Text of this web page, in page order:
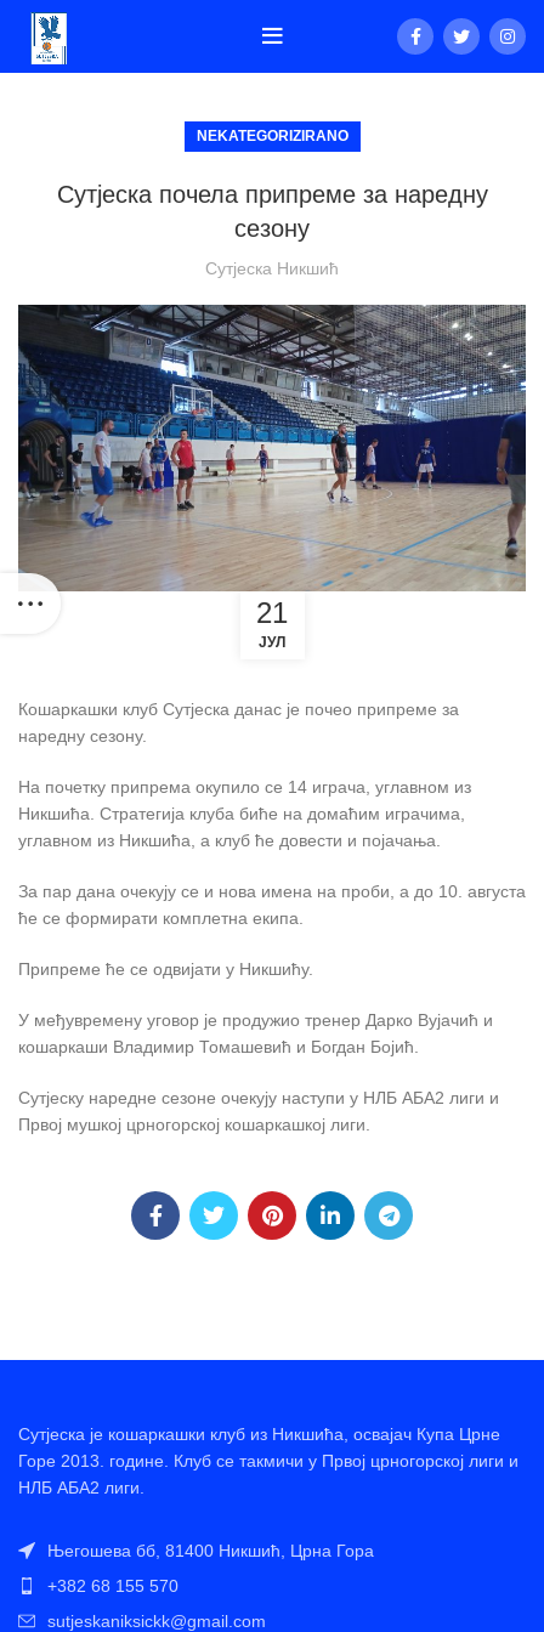
NEKATEGORIZIRANO
Сутјеска почела припреме за наредну
сезону
Сутјеска Никшић
21
ЈУЛ
Кошаркашки клуб Сутјеска данас је почео припреме за
наредну сезону.
На почетку припрема окупило се 14 играча, углавном из
Никшића. Стратегија клуба биће на домаћим играчима,
углавном из Никшића, а клуб ће довести и појачања.
За пар дана очекују се и нова имена на проби, а до 10. августа
ће се формирати комплетна екипа.
Припреме ће се одвијати у Никшићу.
У међувремену уговор је продужио тренер Дарко Вујачић и
кошаркаши Владимир Томашевић и Богдан Бојић.
Сутјеску наредне сезоне очекују наступи у НЛБ АБА2 лиги и
Првој мушкој црногорској кошаркашкој лиги.
Сутјеска је кошаркашки клуб из Никшића, освајач Купа Црне
Горе 2013. године. Клуб се такмичи у Првој црногорској лиги и
НЛБ АБА2 лиги.
Његошева бб, 81400 Никшић, Црна Гора
+382 68 155 570
sutjeskaniksickk@gmail.com